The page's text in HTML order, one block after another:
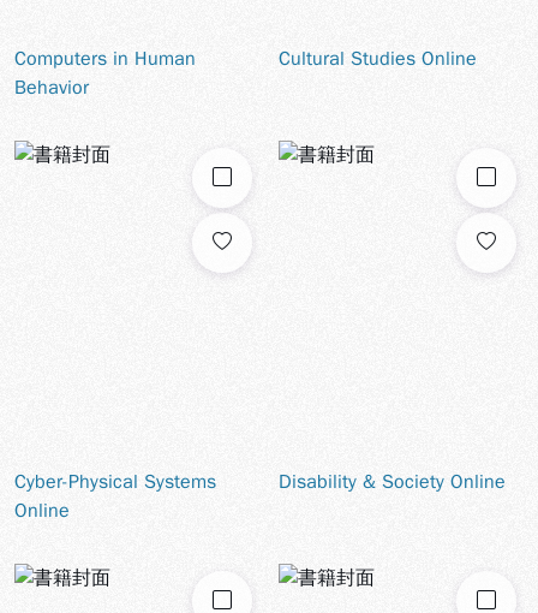
Computers in Human
Behavior
Cultural Studies Online
勾選
Cyber-Physical Systems
Online
勾選
Disability & Society Online
勾選 勾選